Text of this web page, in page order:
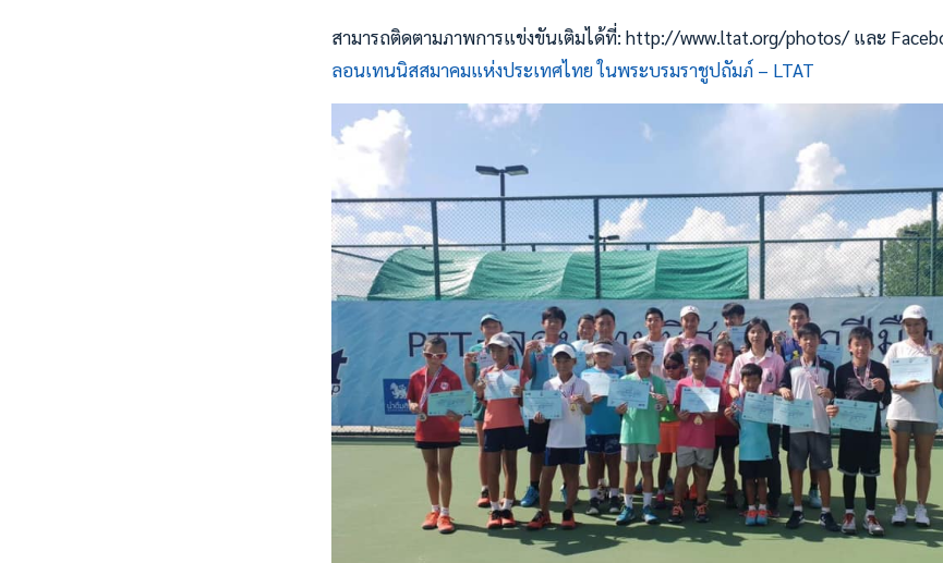
สามารถติดตามภาพการแข่งขันเติมได้ที่: http://www.ltat.org/photos/ และ
ลอนเทนนิสสมาคมแห่งประเทศไทย ในพระบรมราชูปถัมภ์ – LTAT